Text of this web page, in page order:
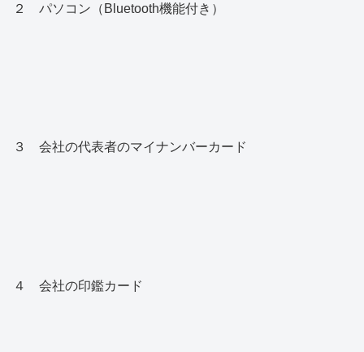
２ パソコン（Bluetooth機能付き）
３ 会社の代表者のマイナンバーカード
４ 会社の印鑑カード